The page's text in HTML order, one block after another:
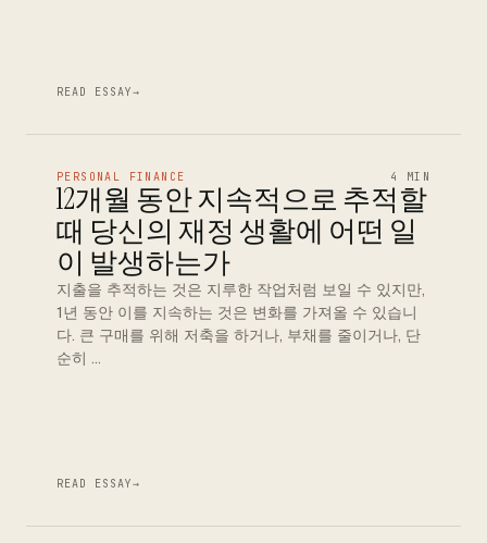
READ ESSAY→
PERSONAL FINANCE 4 MIN
12개월 동안 지속적으로 추적할
때 당신의 재정 생활에 어떤 일
이 발생하는가
지출을 추적하는 것은 지루한 작업처럼 보일 수 있지만,
1년 동안 이를 지속하는 것은 변화를 가져올 수 있습니
다. 큰 구매를 위해 저축을 하거나, 부채를 줄이거나, 단
순히 …
READ ESSAY→